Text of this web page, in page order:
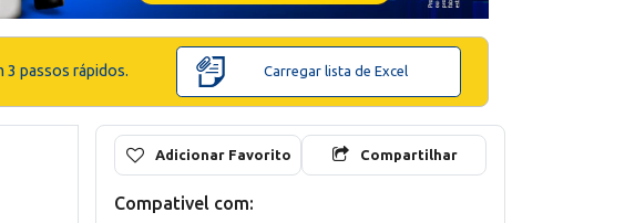
3 passos rápidos. Carregar lista de Excel
Adicionar Favorito Compartilhar
Compativel com: